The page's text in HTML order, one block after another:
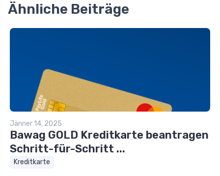
Ähnliche Beiträge
Jänner 14, 2025
Bawag GOLD Kreditkarte beantragen
Schritt-für-Schritt ...
Kreditkarte